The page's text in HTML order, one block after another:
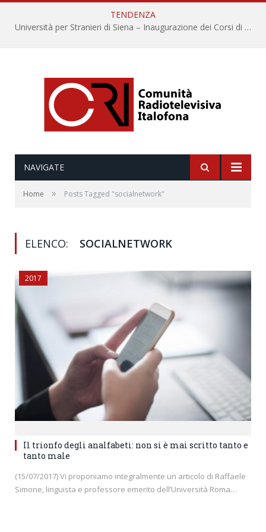
TENDENZA
Università per Stranieri di Siena – Inaugurazione dei Corsi di Lingua e Cultura Italiana, 109a annata
NAVIGATE
Home » Posts Tagged "socialnetwork"
ELENCO: SOCIALNETWORK
2017
Il trionfo degli analfabeti: non si è mai scritto tanto e
tanto male
(15/07/2017) Vi proponiamo integralmente un articolo di Raffaele
Simone, linguista e professore emerito dell’Università Roma…